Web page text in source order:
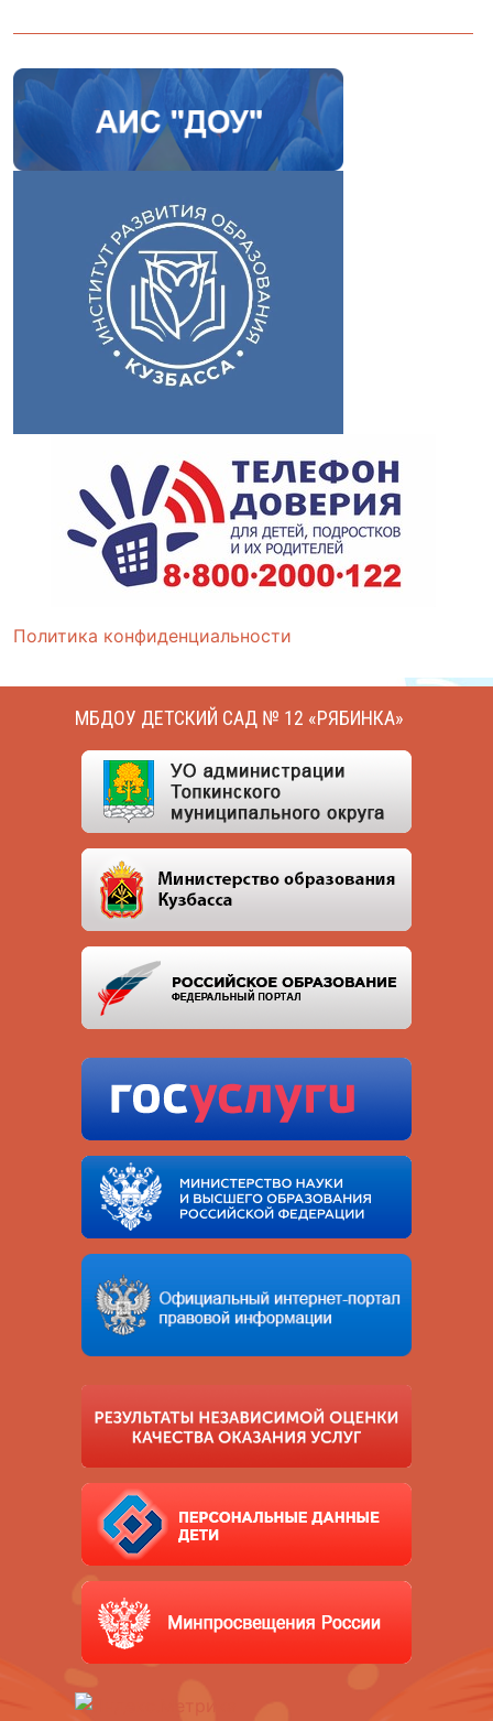
Политика конфиденциальности
МБДОУ ДЕТСКИЙ САД № 12 «РЯБИНКА»